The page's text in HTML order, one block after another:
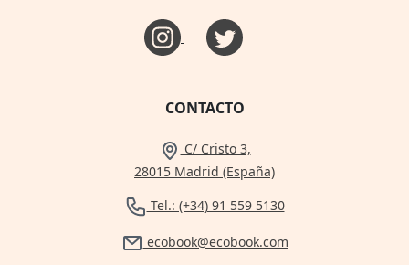
CONTACTO
C/ Cristo 3,
28015 Madrid (España)
Tel.: (+34) 91 559 5130
ecobook@ecobook.com